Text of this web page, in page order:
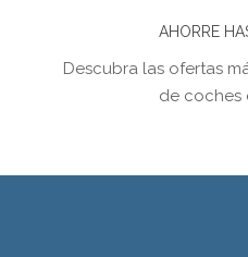
AHORRE
Descubra las ofertas
de coches